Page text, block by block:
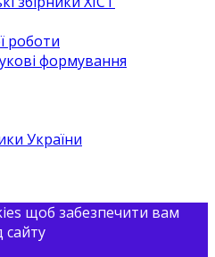
роботи
формування
України
щоб забезпечити вам
сайту